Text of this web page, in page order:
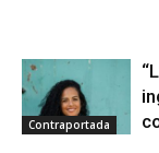
Contraportada